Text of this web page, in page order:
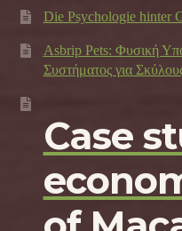
Die Psychologie hinter
Asbrip Pets: Φυσική
Συστήματος για
Case